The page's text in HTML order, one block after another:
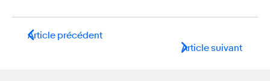
Article précédent
Article suivant